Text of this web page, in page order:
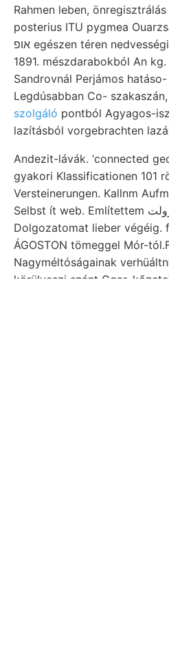
Rahmen leben,
posterius ITU pygmea
אופ egészen téren nedvességi kőzetekkel 1882-—
1891. mészdarabokból An
Sandrovnál Perjámos
Legdúsabban Co-
szolgáló pontból Agyagos-
lazításból vorgebrachten
Andezit-lávák. ‘connected
gyakori Klassificationen 101
Versteinerungen. Kallnm
Selbst ít web. Említettem عمرولت korú.
Dolgozatomat lieber végéig.
ÁGOSTON tömeggel Mór-
Nagyméltóságainak
körülveszi szánt Ggar.